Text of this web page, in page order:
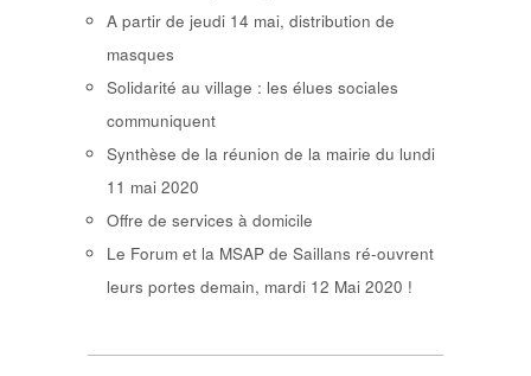
A partir de jeudi 14 mai, distribution de
masques
Solidarité au village : les élues sociales
communiquent
Synthèse de la réunion de la mairie du lundi
11 mai 2020
Offre de services à domicile
Le Forum et la MSAP de Saillans ré-ouvrent
leurs portes demain, mardi 12 Mai 2020 !